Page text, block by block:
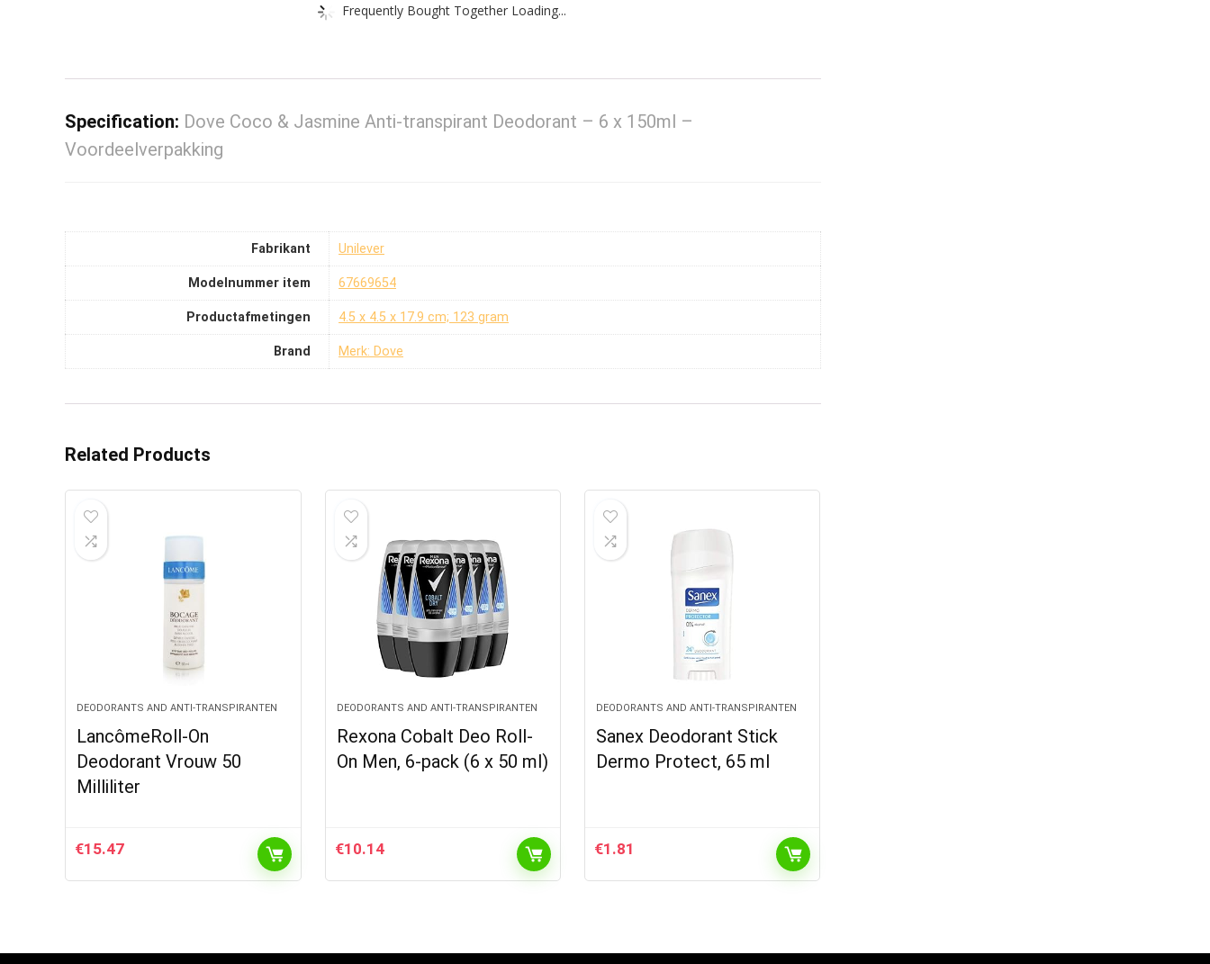
Frequently Bought Together Loading...
Specification: Dove Coco & Jasmine Anti-transpirant Deodorant – 6 x 150ml –
Voordeelverpakking
Fabrikant ‎Unilever
Modelnummer item ‎67669654
Productafmetingen ‎4.5 x 4.5 x 17.9 cm; 123 gram
Brand Merk: Dove
Related Products
DEODORANTS AND ANTI-TRANSPIRANTEN
LancômeRoll-On
Deodorant Vrouw 50
Milliliter
€15.47
DEODORANTS AND ANTI-TRANSPIRANTEN
Rexona Cobalt Deo Roll-
On Men, 6-pack (6 x 50 ml)
€10.14
DEODORANTS AND ANTI-TRANSPIRANTEN
Sanex Deodorant Stick
Dermo Protect, 65 ml
€1.81